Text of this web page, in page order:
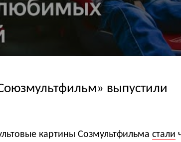
выпустили
картины Созмультфильма стали